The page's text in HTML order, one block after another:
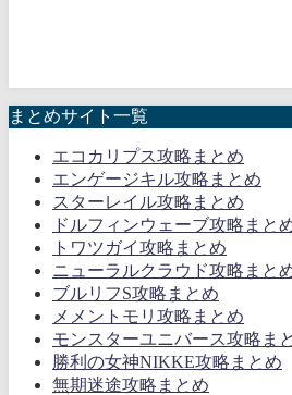
まとめサイト一覧
エコカリプス攻略まとめ
エンゲージキル攻略まとめ
スターレイル攻略まとめ
ドルフィンウェーブ攻略まと
トワツガイ攻略まとめ
ニューラルクラウド攻略まと
ブルリフS攻略まとめ
メメントモリ攻略まとめ
モンスターユニバース攻略ま
勝利の女神NIKKE攻略まとめ
無期迷途攻略まとめ